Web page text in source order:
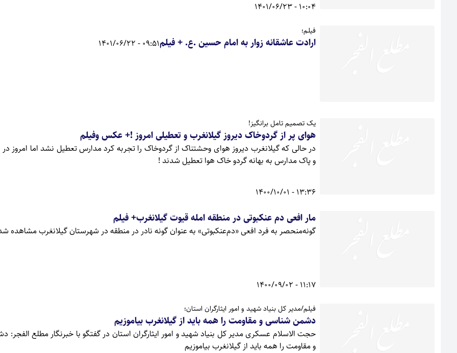
10:04 - 1401/06/23
فیلم؛
ارادت عاشقانه زوار به امام حسین .ع. + فیلم09:51 - 1401/06/22
یک تصمیم تامل برانگیز!
هوای پر از گردوخاک دیروز گیلانغرب و تعطیلی امروز !+ عکس وفیلم
در حالی که گیلانغرب دیروز هوای وحشتناک از گردوخاک را تجربه کرد مدارس تعطیل نشد اما امروز
و پاک مدارس به بهانه گردو خاک هوا تعطیل شدند !
13:36 - 1400/10/01
مار افعی دم عنکبوتی در منطقه امله قیوت گیلانغرب+ فیلم
گونه‌منحصر به فرد افعی «دم‌عنکبوتی» به عنوان گونه نادر در منطقه در شهرستان گیلانغرب مشاهده
11:17 - 1400/09/02
فیلم/مدیر کل بنیاد شهید و امور ایثارگران استان؛
دشمن شناسی و مقاومت را همه باید از گیلانغرب بیاموزیم
حجت الاسلام عسکری مدیر کل بنیاد شهید و امور ایثارگران استان در گفتگو با خبرنگار مطلع
و مقاومت را همه باید از گیلانغرب بیاموزیم